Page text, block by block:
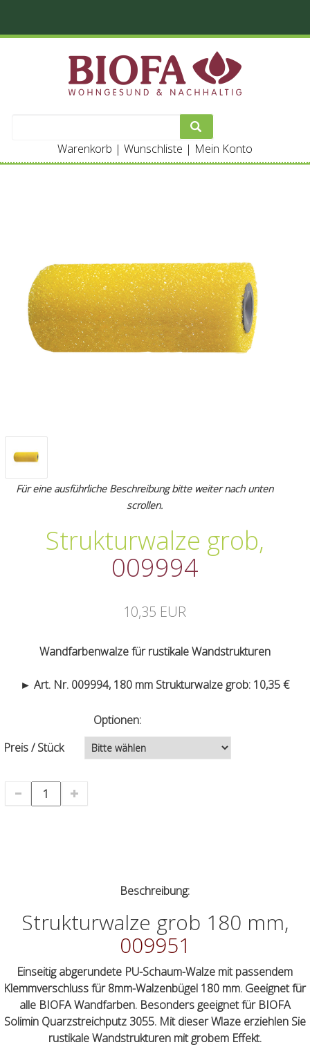
Warenkorb | Wunschliste | Mein Konto
Für eine ausführliche Beschreibung bitte weiter nach unten
scrollen.
Strukturwalze grob,
009994
10,35 EUR
Wandfarbenwalze für rustikale Wandstrukturen
► Art. Nr. 009994, 180 mm Strukturwalze grob: 10,35 €
Optionen:
Preis / Stück
Beschreibung:
Strukturwalze grob 180 mm,
009951
Einseitig abgerundete PU-Schaum-Walze mit passendem
Klemmverschluss für 8mm-Walzenbügel 180 mm. Geeignet für
alle BIOFA Wandfarben. Besonders geeignet für BIOFA
Solimin Quarzstreichputz 3055. Mit dieser Wlaze erziehlen Sie
rustikale Wandstrukturen mit grobem Effekt.